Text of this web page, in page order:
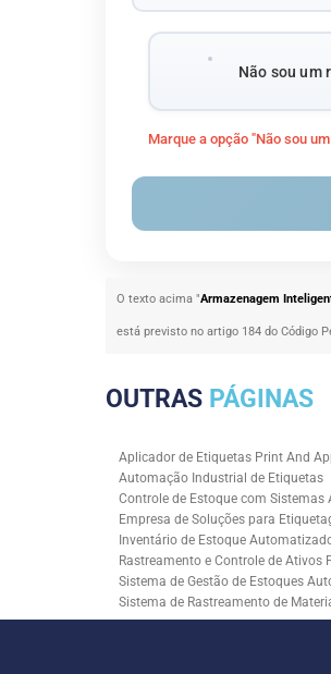
Não sou um
Marque a opção "Não sou
O texto acima "Armazenagem
está previsto no artigo 184 do Código
OUTRAS PÁGINAS
Aplicador de Etiquetas Print And
Automação Industrial de Etiquetas
Controle de Estoque com
Empresa de Soluções para
Inventário de Estoque
Rastreamento e Controle de Ativos
Sistema de Gestão de Estoques
Sistema de Rastreamento de
Solução RFID para Controle